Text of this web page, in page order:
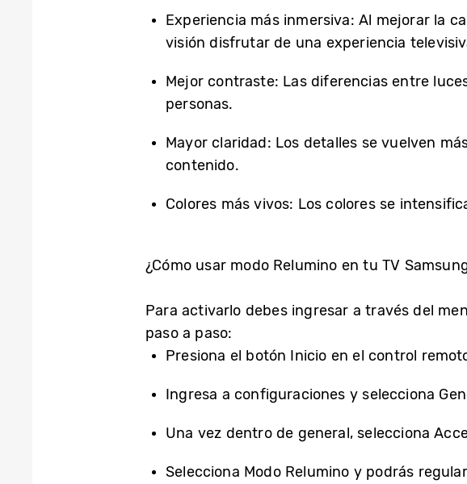
Experiencia más inmersiva: Al mejorar la
visión disfrutar de una experiencia
Mejor contraste: Las diferencias entre
personas.
Mayor claridad: Los detalles se vuelven
contenido.
Colores más vivos: Los colores se
¿Cómo usar modo Relumino en tu TV
Para activarlo debes ingresar a través del
paso a paso:
Presiona el botón Inicio en el control
Ingresa a configuraciones y selecciona
Una vez dentro de general, selecciona
Selecciona Modo Relumino y podrás